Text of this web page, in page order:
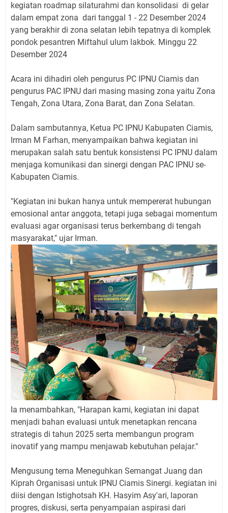
kegiatan roadmap silaturahmi dan konsolidasi di gelar
dalam empat zona dari tanggal 1 - 22 Desember 2024
yang berakhir di zona selatan lebih tepatnya di komplek
pondok pesantren Miftahul ulum lakbok. Minggu 22
Desember 2024
Acara ini dihadiri oleh pengurus PC IPNU Ciamis dan
pengurus PAC IPNU dari masing masing zona yaitu Zona
Tengah, Zona Utara, Zona Barat, dan Zona Selatan.
Dalam sambutannya, Ketua PC IPNU Kabupaten Ciamis,
Irman M Farhan, menyampaikan bahwa kegiatan ini
merupakan salah satu bentuk konsistensi PC IPNU dalam
menjaga komunikasi dan sinergi dengan PAC IPNU se-
Kabupaten Ciamis.
"Kegiatan ini bukan hanya untuk mempererat hubungan
emosional antar anggota, tetapi juga sebagai momentum
evaluasi agar organisasi terus berkembang di tengah
masyarakat," ujar Irman.
Ia menambahkan, "Harapan kami, kegiatan ini dapat
menjadi bahan evaluasi untuk menetapkan rencana
strategis di tahun 2025 serta membangun program
inovatif yang mampu menjawab kebutuhan pelajar."
Mengusung tema Meneguhkan Semangat Juang dan
Kiprah Organisasi untuk IPNU Ciamis Sinergi. kegiatan ini
diisi dengan Istighotsah KH. Hasyim Asy'ari, laporan
progres, diskusi, serta penyampaian aspirasi dari